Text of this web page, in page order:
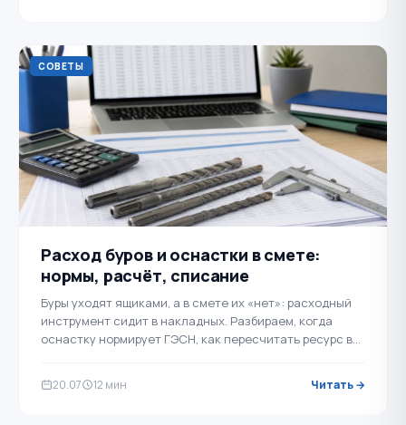
СОВЕТЫ
Расход буров и оснастки в смете:
нормы, расчёт, списание
Буры уходят ящиками, а в смете их «нет»: расходный
инструмент сидит в накладных. Разбираем, когда
оснастку нормирует ГЭСН, как пересчитать ресурс в
20.07 12 мин Читать →